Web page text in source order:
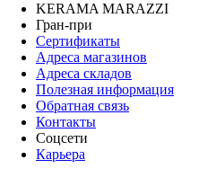
KERAMA MARAZZI
Гран-при
Сертификаты
Адреса магазинов
Адреса складов
Полезная информация
Обратная связь
Контакты
Соцсети
Карьера